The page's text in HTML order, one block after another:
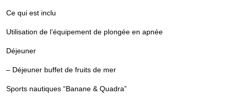
Ce qui est inclu
Utilisation de l’équipement de plongée en apnée
Déjeuner
– Déjeuner buffet de fruits de mer
Sports nautiques “Banane & Quadra”